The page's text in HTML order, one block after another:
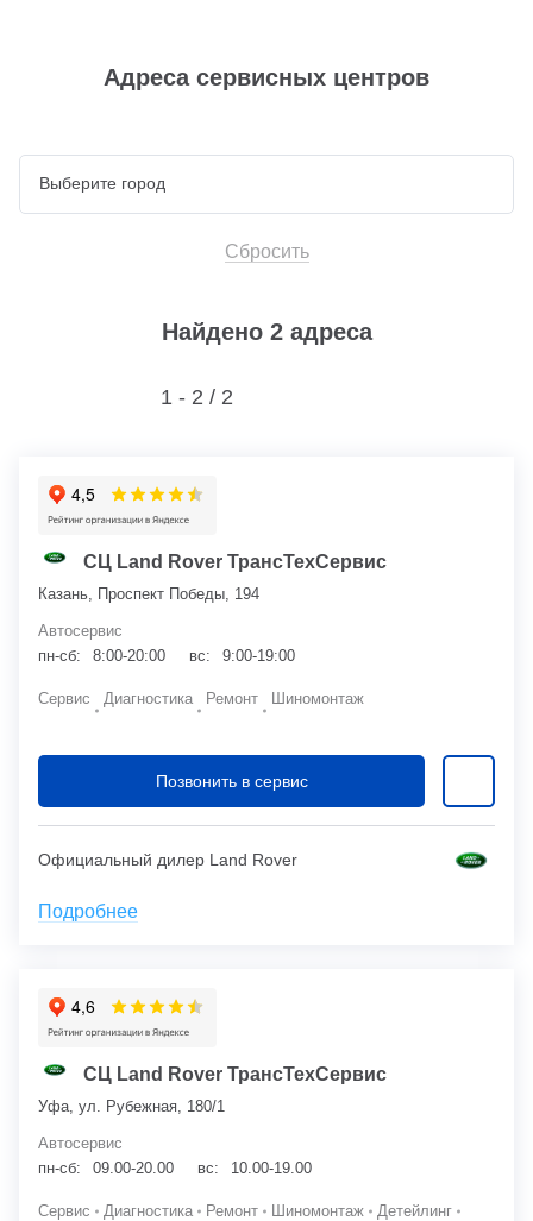
Адреса сервисных центров
Сбросить
Найдено 2 адреса
1 - 2 / 2
СЦ Land Rover ТрансТехСервис
Казань, Проспект Победы, 194
Автосервис
пн-сб:
8:00-20:00 вс: 9:00-19:00
Сервис Диагностика Ремонт Шиномонтаж
Позвонить в сервис
Официальный дилер Land Rover
Подробнее
СЦ Land Rover ТрансТехСервис
Уфа, ул. Рубежная, 180/1
Автосервис
пн-сб:
09.00-20.00 вс: 10.00-19.00
Сервис Диагностика Ремонт Шиномонтаж
Детейлинг